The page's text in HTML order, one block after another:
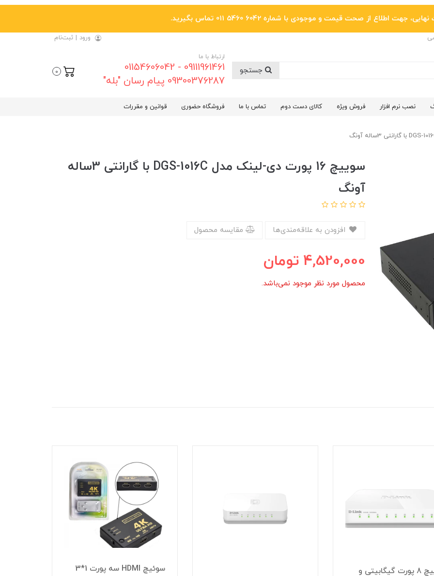
جهت اطلاع از صحت قیمت و موجودی با شماره 6042 5460 011 تماس بگیرید.
ورود | ثبت‌نام
ارتباط با ما
09111961461 - 01154606042
09300376287 پیام رسان "بله"
0
نصب نرم افزار فروش ویژه کالای دست دوم تماس با ما فروشگاه حضوری قوانین و مقررات
سوییچ 16 پورت دی-لینک مدل DGS-1016C با گارانتی 3ساله
آونگ
مقایسه محصول
4,520,000 تومان
محصول مورد نظر موجود نمی‌باشد.